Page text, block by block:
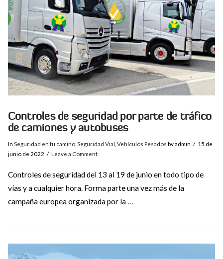
VIEW POST
Controles de seguridad por parte de tráfico
de camiones y autobuses
In Seguridad en tu camino, Seguridad Vial Vehículos Pesados by admin
15 de
junio de 2022
Leave a Comment
Controles de seguridad del 13 al 19 de junio en todo tipo de
vías y a cualquier hora. Forma parte una vez más de la
campaña europea organizada por la …